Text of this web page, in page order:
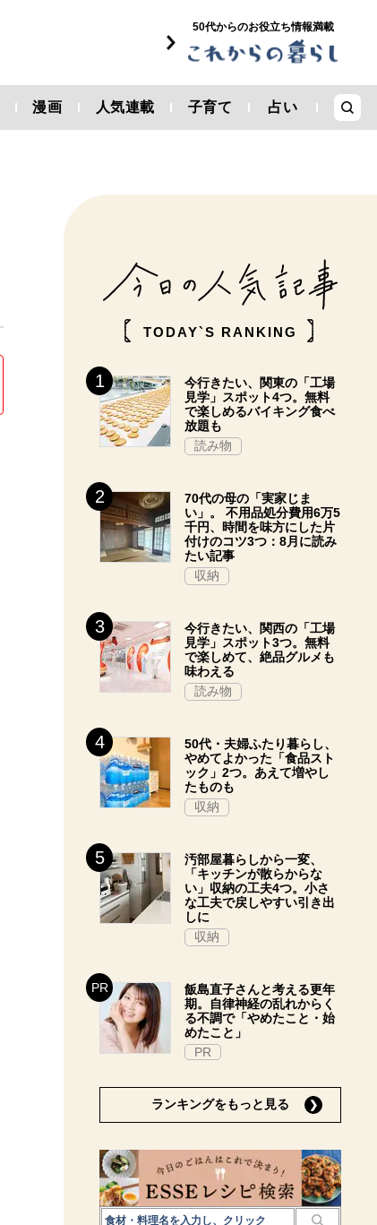
50代からのお役立ち情報満載
漫画 人気連載 子育て 占い
TODAY`S RANKING
今行きたい、関東の「工場
見学」スポット4つ。無料
で楽しめるバイキング食べ
放題も
読み物
70代の母の「実家じま
い」。 不用品処分費用6万5
千円、時間を味方にした片
付けのコツ3つ：8月に読み
たい記事
収納
今行きたい、関西の「工場
見学」スポット3つ。無料
で楽しめて、絶品グルメも
味わえる
読み物
50代・夫婦ふたり暮らし、
やめてよかった「食品スト
ック」2つ。あえて増やし
たものも
収納
汚部屋暮らしから一変、
「キッチンが散らからな
い」収納の工夫4つ。小さ
な工夫で戻しやすい引き出
しに
収納
飯島直子さんと考える更年
期。自律神経の乱れからく
る不調で「やめたこと・始
めたこと」
PR
ランキングをもっと見る